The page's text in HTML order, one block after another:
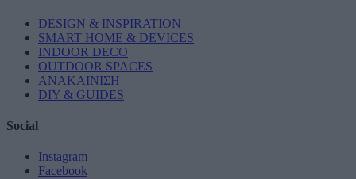
DESIGN & INSPIRATION
SMART HOME & DEVICES
INDOOR DECO
OUTDOOR SPACES
ΑΝΑΚΑΙΝΙΣΗ
DIY & GUIDES
Social
Instagram
Facebook